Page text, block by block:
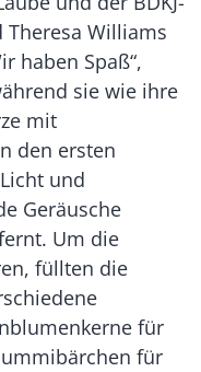
Williams
haben Spaß“,
sie wie ihre
mit
den ersten
und
Geräusche
Um die
füllten die
für
für